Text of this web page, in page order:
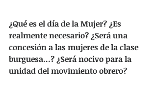
¿Qué es el día de la Mujer? ¿Es
realmente necesario? ¿Será una
concesión a las mujeres de la clase
burguesa…? ¿Será nocivo para la
unidad del movimiento obrero?